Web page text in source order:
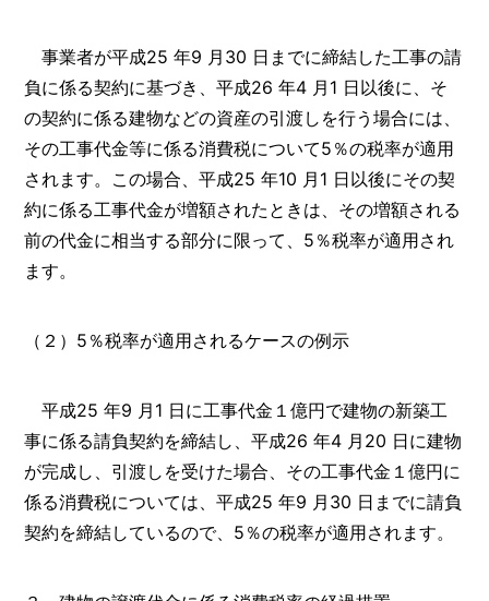
事業者が平成25 年9 月30 日までに締結した工事の請
負に係る契約に基づき、平成26 年4 月1 日以後に、そ
の契約に係る建物などの資産の引渡しを行う場合には、
その工事代金等に係る消費税について5％の税率が適用
されます。この場合、平成25 年10 月1 日以後にその契
約に係る工事代金が増額されたときは、その増額される
前の代金に相当する部分に限って、5％税率が適用され
ます。
（２）5％税率が適用されるケースの例示
平成25 年9 月1 日に工事代金１億円で建物の新築工
事に係る請負契約を締結し、平成26 年4 月20 日に建物
が完成し、引渡しを受けた場合、その工事代金１億円に
係る消費税については、平成25 年9 月30 日までに請負
契約を締結しているので、5％の税率が適用されます。